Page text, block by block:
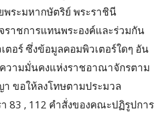
ระมหากษัตริย์ พระราชินี
ราชการแทนพระองค์และร่วมกัน
ตอร์ ซึ่งข้อมูลคอมพิวเตอร์ใดๆ อัน
วามมั่นคงแห่งราชอาณาจักรตาม
ขอให้ลงโทษตามประมวล
83 , 112 คำสั่งของคณะปฏิรูปการ